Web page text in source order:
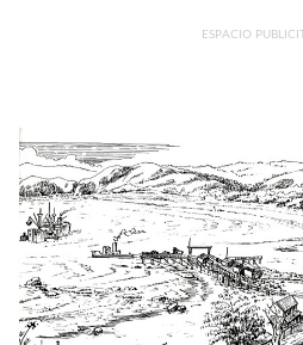
ESPACIO